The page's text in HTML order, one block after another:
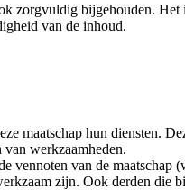
zorgvuldig bijgehouden.
van de inhoud.
maatschap hun diensten.
van werkzaamheden.
vennoten van de
zijn. Ook derden